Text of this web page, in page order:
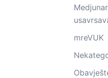
mreVUK